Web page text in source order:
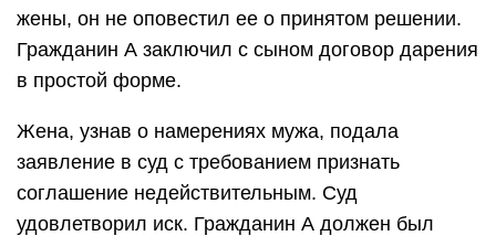
жены, он не оповестил ее о принятом решении.
Гражданин А заключил с сыном договор дарения
в простой форме.
Жена, узнав о намерениях мужа, подала
заявление в суд с требованием признать
соглашение недействительным. Суд
удовлетворил иск. Гражданин А должен был